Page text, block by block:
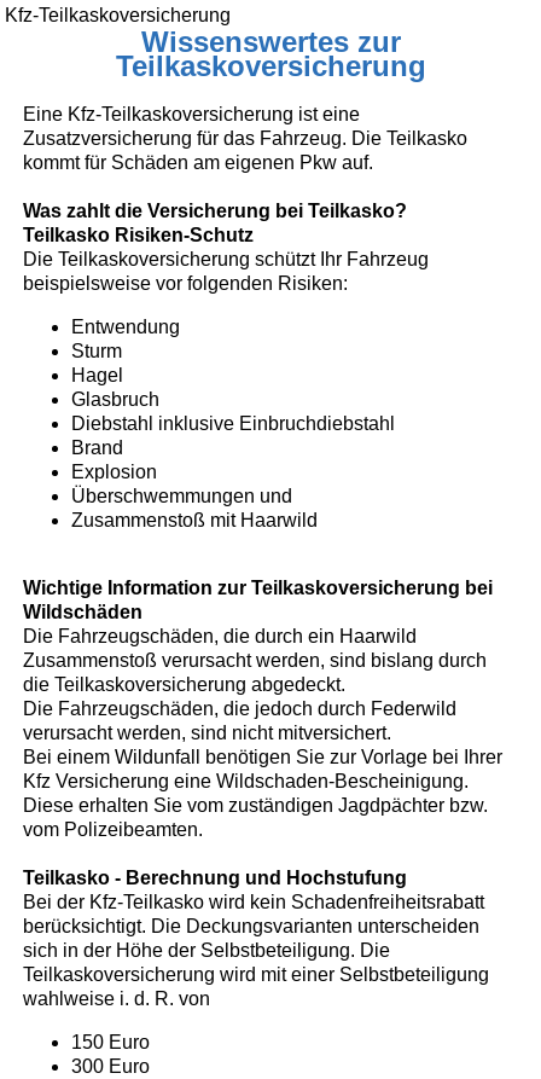
Kfz-Teilkaskoversicherung
Wissenswertes zur
Teilkaskoversicherung
Eine Kfz-Teilkaskoversicherung ist eine
Zusatzversicherung für das Fahrzeug. Die Teilkasko
kommt für Schäden am eigenen Pkw auf.
Was zahlt die Versicherung bei Teilkasko?
Teilkasko Risiken-Schutz
Die Teilkaskoversicherung schützt Ihr Fahrzeug
beispielsweise vor folgenden Risiken:
Entwendung
Sturm
Hagel
Glasbruch
Diebstahl inklusive Einbruchdiebstahl
Brand
Explosion
Überschwemmungen und
Zusammenstoß mit Haarwild
Wichtige Information zur Teilkaskoversicherung bei
Wildschäden
Die Fahrzeugschäden, die durch ein Haarwild
Zusammenstoß verursacht werden, sind bislang durch
die Teilkaskoversicherung abgedeckt.
Die Fahrzeugschäden, die jedoch durch Federwild
verursacht werden, sind nicht mitversichert.
Bei einem Wildunfall benötigen Sie zur Vorlage bei Ihrer
Kfz Versicherung eine Wildschaden-Bescheinigung.
Diese erhalten Sie vom zuständigen Jagdpächter bzw.
vom Polizeibeamten.
Teilkasko - Berechnung und Hochstufung
Bei der Kfz-Teilkasko wird kein Schadenfreiheitsrabatt
berücksichtigt. Die Deckungsvarianten unterscheiden
sich in der Höhe der Selbstbeteiligung. Die
Teilkaskoversicherung wird mit einer Selbstbeteiligung
wahlweise i. d. R. von
150 Euro
300 Euro